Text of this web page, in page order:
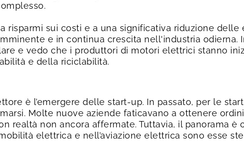
risparmi sui costi e a una significativa riduzione delle
e in continua crescita nell'industria odierna.
e vedo che i produttori di motori elettrici stanno
e della riciclabilità.
è l’emergere delle start-up. In passato, per le
Molte nuove aziende faticavano a ottenere
realtà non ancora affermate. Tuttavia, il panorama è
elettrica e nell’aviazione elettrica sono esse